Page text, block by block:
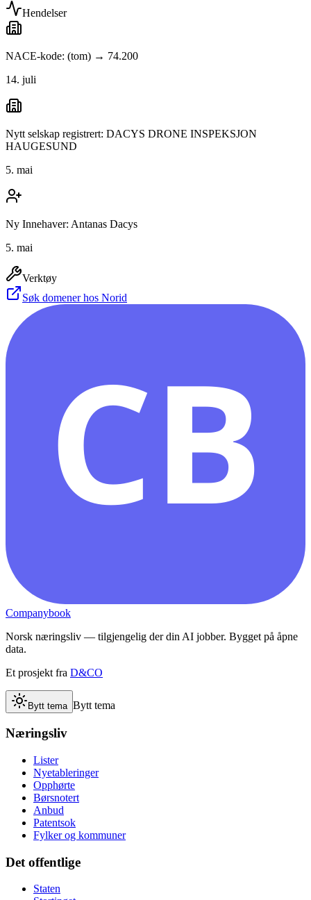
Hendelser
NACE-kode: (tom) → 74.200
14. juli
Nytt selskap registrert: DACYS DRONE INSPEKSJON
HAUGESUND
5. mai
Ny Innehaver: Antanas Dacys
5. mai
Verktøy
Søk domener hos Norid
CB
Companybook
Norsk næringsliv — tilgjengelig der din AI jobber. Bygget på åpne
data.
Et prosjekt fra D&CO
Bytt tema Bytt tema
Næringsliv
Lister
Nyetableringer
Opphørte
Børsnotert
Anbud
Patentsok
Fylker og kommuner
Det offentlige
Staten